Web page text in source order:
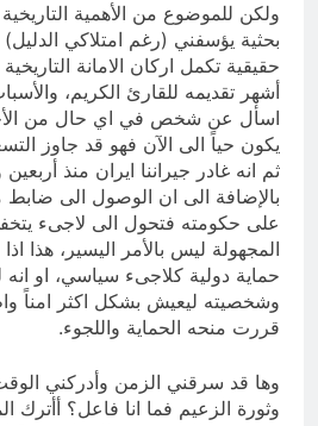
ولكن للموضوع من الأهمية
بحثية يؤسفني (رغم امتلاكي
حقيقية تكمل اركان الامانة
أشهر تقديمه للقارئ الكريم،
اسأل عن شخص في اي حال من
يكون حياً الى الآن فهو قد جاوز
ثم انه غادر جيراننا ايران منذ
بالإضافة الى ان الوصول الى
على حكومته فتحول الى لاجىء
المجهولة ليس بالأمر اليسير، هذا
حماية دولية كلاجىء سياسي، او
وشخصيته ليعيش بشكل اكثر امناً
قررت منحه الحماية واللجوء.
وها قد سرقني الزمن وأدركني
وثورة الزعيم فما انا فاعل؟ أأترك